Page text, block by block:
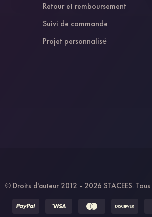
Retour et remboursement
Suivi de commande
Projet personnalisé
©Droits d'auteur 2012 - 2026 STACEES.